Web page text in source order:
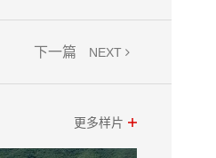
NEXT
下一篇
更多样片